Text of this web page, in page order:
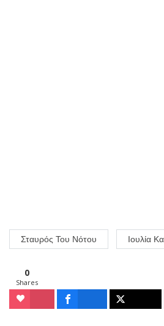
Σταυρός Του Νότου Ιουλία
0
Shares